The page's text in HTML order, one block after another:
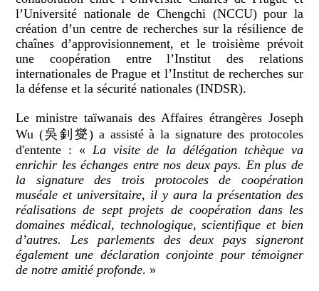
l’Université nationale de Chengchi (NCCU) pour la
création d’un centre de recherches sur la résilience de
chaînes d’approvisionnement, et le troisième prévoit
une coopération entre l’Institut des relations
internationales de Prague et l’Institut de recherches sur
la défense et la sécurité nationales (INDSR).
Le ministre taïwanais des Affaires étrangères Joseph
Wu (吳釗燮) a assisté à la signature des protocoles
d'entente : « La visite de la délégation tchèque va
enrichir les échanges entre nos deux pays. En plus de
la signature des trois protocoles de coopération
muséale et universitaire, il y aura la présentation des
réalisations de sept projets de coopération dans les
domaines médical, technologique, scientifique et bien
d’autres. Les parlements des deux pays signeront
également une déclaration conjointe pour témoigner
de notre amitié profonde. »